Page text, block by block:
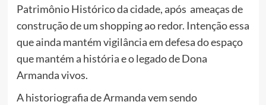
Patrimônio Histórico da cidade, após ameaças de
construção de um shopping ao redor. Intenção essa
que ainda mantém vigilância em defesa do espaço
que mantém a história e o legado de Dona
Armanda vivos.
A historiografia de Armanda vem sendo